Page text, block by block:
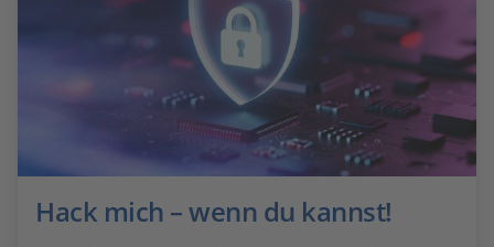
Hack mich – wenn du kannst!